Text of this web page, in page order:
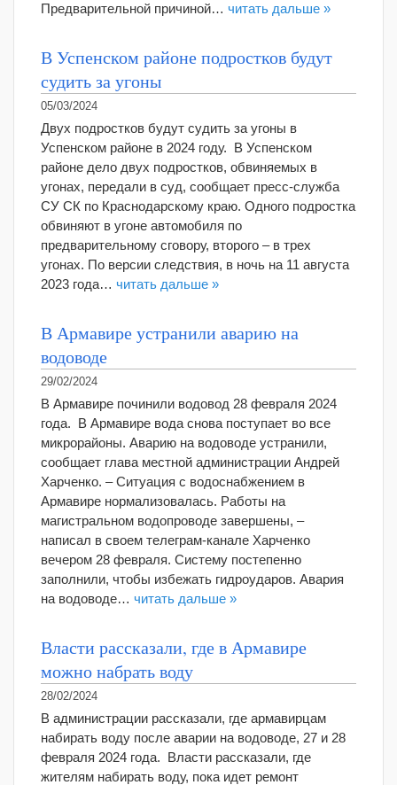
Предварительной причиной… читать дальше »
В Успенском районе подростков будут
судить за угоны
05/03/2024
Двух подростков будут судить за угоны в
Успенском районе в 2024 году. В Успенском
районе дело двух подростков, обвиняемых в
угонах, передали в суд, сообщает пресс-служба
СУ СК по Краснодарскому краю. Одного подростка
обвиняют в угоне автомобиля по
предварительному сговору, второго – в трех
угонах. По версии следствия, в ночь на 11 августа
2023 года… читать дальше »
В Армавире устранили аварию на
водоводе
29/02/2024
В Армавире починили водовод 28 февраля 2024
года. В Армавире вода снова поступает во все
микрорайоны. Аварию на водоводе устранили,
сообщает глава местной администрации Андрей
Харченко. – Ситуация с водоснабжением в
Армавире нормализовалась. Работы на
магистральном водопроводе завершены, –
написал в своем телеграм-канале Харченко
вечером 28 февраля. Систему постепенно
заполнили, чтобы избежать гидроударов. Авария
на водоводе… читать дальше »
Власти рассказали, где в Армавире
можно набрать воду
28/02/2024
В администрации рассказали, где армавирцам
набирать воду после аварии на водоводе, 27 и 28
февраля 2024 года. Власти рассказали, где
жителям набирать воду, пока идет ремонт